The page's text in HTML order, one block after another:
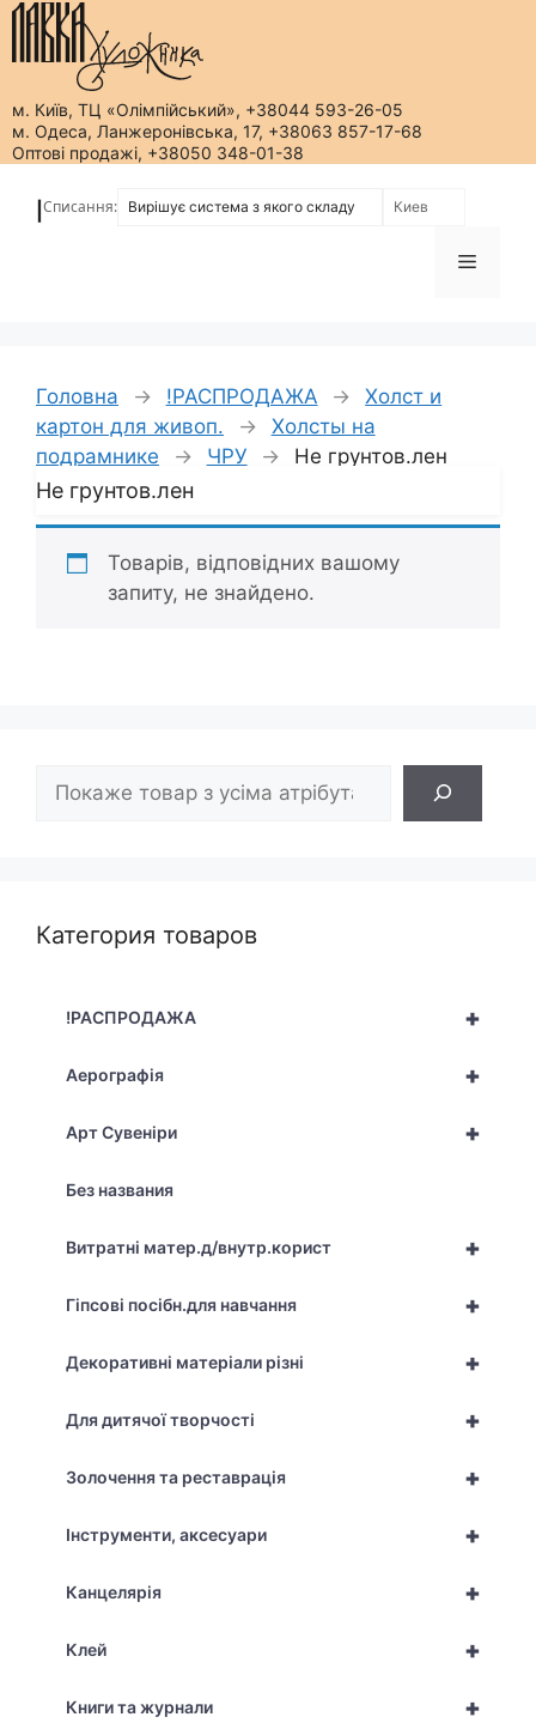
м. Київ, ТЦ «Олімпійський», +38044 593-26-05
м. Одеса, Ланжеронівська, 17, +38063 857-17-68
Оптові продажі, +38050 348-01-38
Списання:
Меню
Головна → !РАСПРОДАЖА →
Холст и
картон для живоп.
→
Холсты на
подрамнике
→ ЧРУ → Не грунтов.лен
Не грунтов.лен
Товарів, відповідних вашому
запиту, не знайдено.
Категория товаров
+
!РАСПРОДАЖА
+
Аерографія
+
Арт Сувеніри
Без названия
+
Витратні матер.д/внутр.корист
+
Гіпсові посібн.для навчання
+
Декоративні матеріали різні
+
Для дитячої творчості
+
Золочення та реставрація
+
Інструменти, аксесуари
+
Канцелярія
+
Клей
+
Книги та журнали